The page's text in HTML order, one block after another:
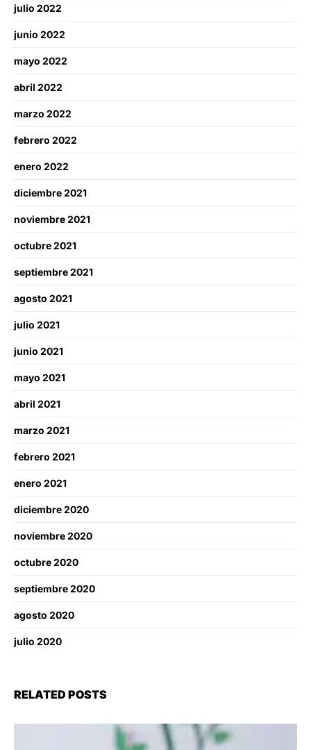
julio 2022
junio 2022
mayo 2022
abril 2022
marzo 2022
febrero 2022
enero 2022
diciembre 2021
noviembre 2021
octubre 2021
septiembre 2021
agosto 2021
julio 2021
junio 2021
mayo 2021
abril 2021
marzo 2021
febrero 2021
enero 2021
diciembre 2020
noviembre 2020
octubre 2020
septiembre 2020
agosto 2020
julio 2020
RELATED POSTS